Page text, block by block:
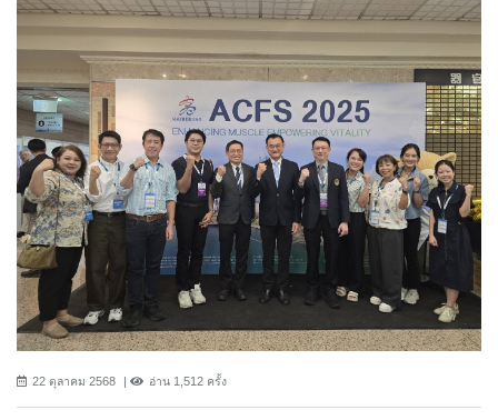
22 ตุลาคม 2568 อ่าน 1,512 ครั้ง